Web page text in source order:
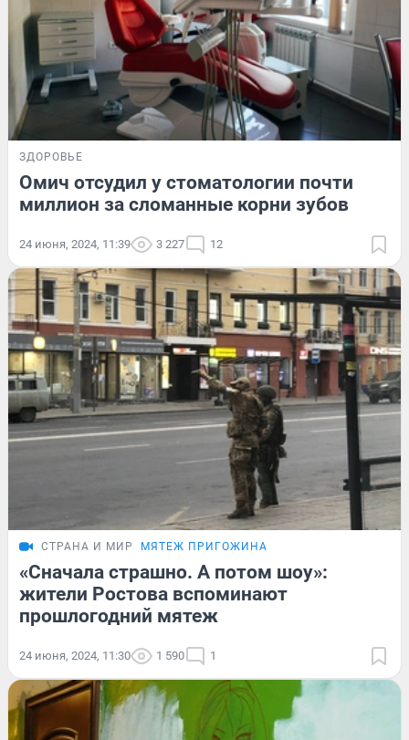
ЗДОРОВЬЕ
Омич отсудил у стоматологии почти
миллион за сломанные корни зубов
24 июня, 2024, 11:39 3 227 12
СТРАНА И МИР МЯТЕЖ ПРИГОЖИНА
«Сначала страшно. А потом шоу»:
жители Ростова вспоминают
прошлогодний мятеж
24 июня, 2024, 11:30 1 590 1